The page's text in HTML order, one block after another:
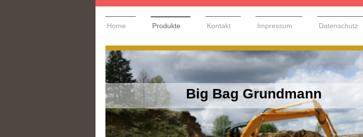
Home Produkte Kontakt Impressum Datenschutz
Big Bag Grundmann